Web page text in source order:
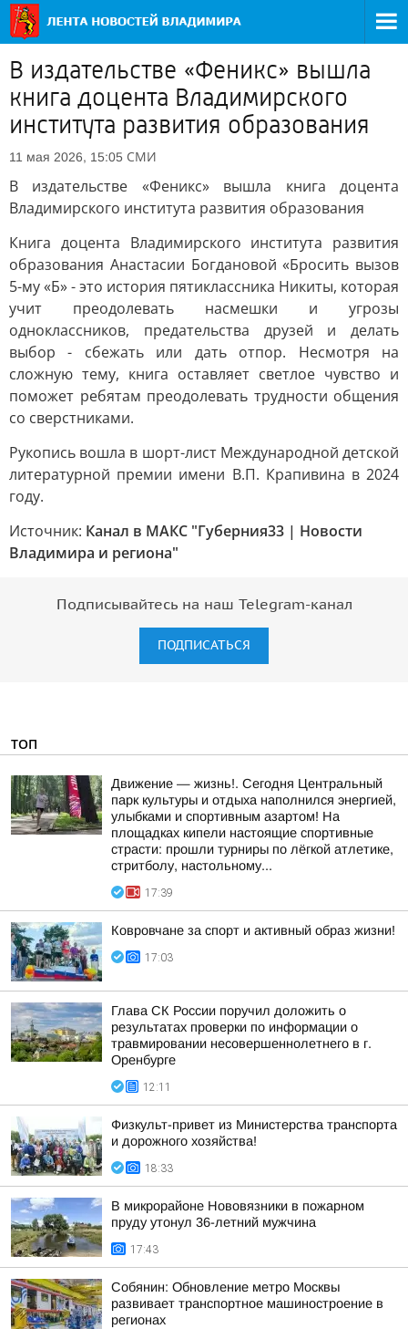
В издательстве «Феникс» вышла
книга доцента Владимирского
института развития образования
11 мая 2026, 15:05 СМИ
В издательстве «Феникс» вышла книга доцента
Владимирского института развития образования
Книга доцента Владимирского института развития
образования Анастасии Богдановой «Бросить вызов
5-му «Б» - это история пятиклассника Никиты, которая
учит преодолевать насмешки и угрозы
одноклассников, предательства друзей и делать
выбор - сбежать или дать отпор. Несмотря на
сложную тему, книга оставляет светлое чувство и
поможет ребятам преодолевать трудности общения
со сверстниками.
Рукопись вошла в шорт-лист Международной детской
литературной премии имени В.П. Крапивина в 2024
году.
Источник: Канал в МАКС "Губерния33 | Новости
Владимира и региона"
Подписывайтесь на наш Telegram-канал
ПОДПИСАТЬСЯ
ТОП
Движение — жизнь!. Сегодня Центральный
парк культуры и отдыха наполнился энергией,
улыбками и спортивным азартом! На
площадках кипели настоящие спортивные
страсти: прошли турниры по лёгкой атлетике,
стритболу, настольному...
17:39
Ковровчане за спорт и активный образ жизни!
17:03
Глава СК России поручил доложить о
результатах проверки по информации о
травмировании несовершеннолетнего в г.
Оренбурге
12:11
Физкульт-привет из Министерства транспорта
и дорожного хозяйства!
18:33
В микрорайоне Нововязники в пожарном
пруду утонул 36-летний мужчина
17:43
Собянин: Обновление метро Москвы
развивает транспортное машиностроение в
регионах